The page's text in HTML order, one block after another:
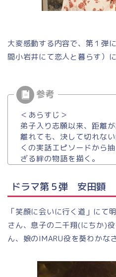
大変感動する内容で、第１弾
間小岩井にて恋人と暮らす）
＜あらすじ＞
弟子入り志願以来、距離
離れても、決して切れな
くの実話エピソードから
ざる絆の物語を描く。
ドラマ第５弾 安田顕
「笑顔に会いに行く道」にて
さん、息子の二千翔(にちか)
ん、娘のIMARU役を葵わかな